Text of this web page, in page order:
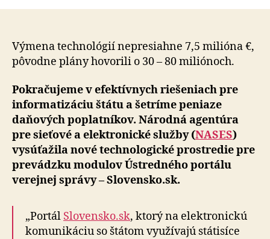
portál
iba
ceny
v
porovnaní
s
Výmena technológií nepresiahne 7,5 milióna €,
pôvodne plány hovorili o 30 – 80 miliónoch.
Pokračujeme v efektívnych riešeniach pre
informatizáciu štátu a šetríme peniaze
daňových poplatníkov. Národná agentúra
pre sieťové a elektronické služby (NASES)
vysúťažila nové technologické prostredie pre
prevádzku modulov Ústredného portálu
verejnej správy – Slovensko.sk.
„Portál Slovensko.sk, ktorý na elektronickú
komunikáciu so štátom využívajú státisíce